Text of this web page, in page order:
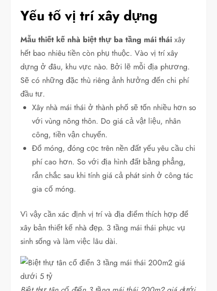
Yếu tố vị trí xây dựng
Mẫu thiết kế nhà biệt thự ba tầng mái thái xây
hết bao nhiêu tiền còn phụ thuộc. Vào vị trí xây
dựng ở đâu, khu vực nào. Bởi lẽ mỗi địa phương.
Sẽ có những đặc thù riêng ảnh hưởng đến chi phí
đầu tư.
Xây nhà mái thái ở thành phố sẽ tốn nhiều hơn so
với vùng nông thôn. Do giá cả vật liệu, nhân
công, tiền vận chuyển.
Đổ móng, đóng cọc trên nền đất yếu yêu cầu chi
phí cao hơn. So với địa hình đất bằng phẳng,
rắn chắc sau khi tính giá cả phát sinh ở công tác
gia cố móng.
Vì vậy cần xác định vị trí và địa điểm thích hợp để
xây bản thiết kế nhà đẹp. 3 tầng mái thái phục vụ
sinh sống và làm việc lâu dài.